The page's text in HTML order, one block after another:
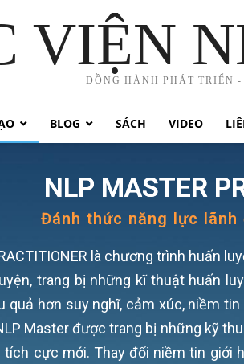
VIỆN
ĐỒNG HÀNH PHÁT TRIỂN
BLOG SÁCH VIDEO
NLP MASTER
Đánh thức năng lực
là chương trình huấn
trang bị những kĩ thuật huấn
quả hơn suy nghĩ, cảm xúc, niềm
Master được trang bị những kỹ
tích cực mới. Thay đổi niềm tin giới